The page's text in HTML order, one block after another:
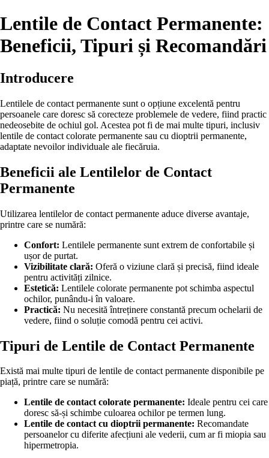
Lentile de Contact Permanente:
Beneficii, Tipuri și Recomandări
Introducere
Lentilele de contact permanente sunt o opțiune excelentă pentru
persoanele care doresc să corecteze problemele de vedere, fiind practic
nedeosebite de ochiul gol. Acestea pot fi de mai multe tipuri, inclusiv
lentile de contact colorate permanente sau cu dioptrii permanente,
adaptate nevoilor individuale ale fiecăruia.
Beneficii ale Lentilelor de Contact
Permanente
Utilizarea lentilelor de contact permanente aduce diverse avantaje,
printre care se numără:
Confort: Lentilele permanente sunt extrem de confortabile și
ușor de purtat.
Vizibilitate clară: Oferă o viziune clară și precisă, fiind ideale
pentru activități zilnice.
Estetică: Lentilele colorate permanente pot schimba aspectul
ochilor, punându-i în valoare.
Practică: Nu necesită întreținere constantă precum ochelarii de
vedere, fiind o soluție comodă pentru cei activi.
Tipuri de Lentile de Contact Permanente
Există mai multe tipuri de lentile de contact permanente disponibile pe
piață, printre care se numără:
Lentile de contact colorate permanente: Ideale pentru cei care
doresc să-și schimbe culoarea ochilor pe termen lung.
Lentile de contact cu dioptrii permanente: Recomandate
persoanelor cu diferite afecțiuni ale vederii, cum ar fi miopia sau
hipermetropia.